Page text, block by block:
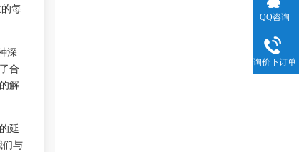
每
深
合
解
延
们与
QQ咨询
询价下订单